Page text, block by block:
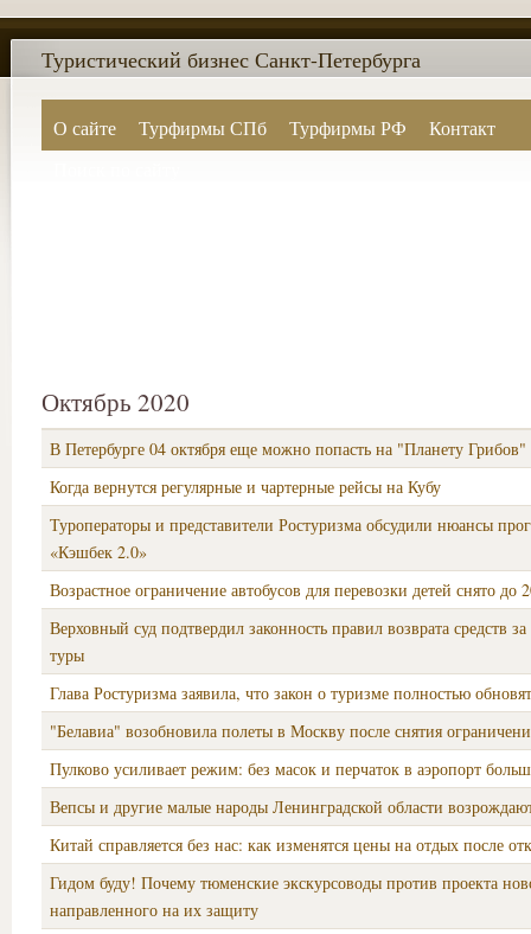
О сайте Турфирмы СПб Турфирмы РФ
Контакт
Туристический бизнес Санкт-Петербурга
Октябрь 2020
В Петербурге 04 октября еще можно попасть на "Планету Грибов"
Когда вернутся регулярные и чартерные рейсы на Кубу
Туроператоры и представители Ростуризма обсудили нюансы
«Кэшбек 2.0»
Возрастное ограничение автобусов для перевозки детей снято до
Верховный суд подтвердил законность правил возврата средств
туры
Глава Ростуризма заявила, что закон о туризме полностью обновят
"Белавиа" возобновила полеты в Москву после снятия
Пулково усиливает режим: без масок и перчаток в аэропорт
Вепсы и другие малые народы Ленинградской области
Китай справляется без нас: как изменятся цены на отдых после
Гидом буду! Почему тюменские экскурсоводы против проекта
направленного на их защиту